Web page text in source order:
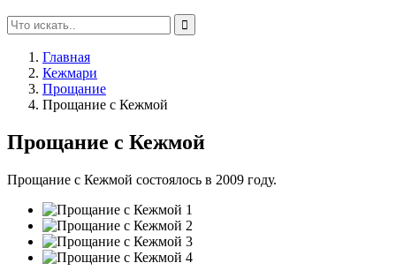
Главная
Кежмари
Прощание
Прощание с Кежмой
Прощание с Кежмой
Прощание с Кежмой состоялось в 2009 году.